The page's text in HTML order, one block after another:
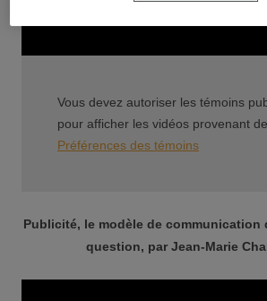
Vous devez autoriser les témoins
pour afficher les vidéos provenant de
Préférences des témoins
Publicité, le modèle de communication
question, par Jean-Marie